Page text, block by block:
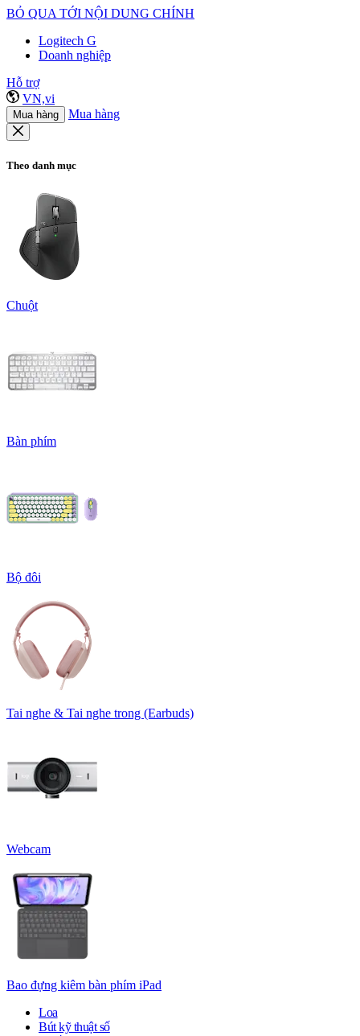
BỎ QUA TỚI NỘI DUNG CHÍNH
Logitech G
Doanh nghiệp
Hỗ trợ
VN,vi
Mua hàng Mua hàng
Theo danh mục
Chuột
Bàn phím
Bộ đôi
Tai nghe & Tai nghe trong (Earbuds)
Webcam
Bao đựng kiêm bàn phím iPad
Loa
Bút kỹ thuật số